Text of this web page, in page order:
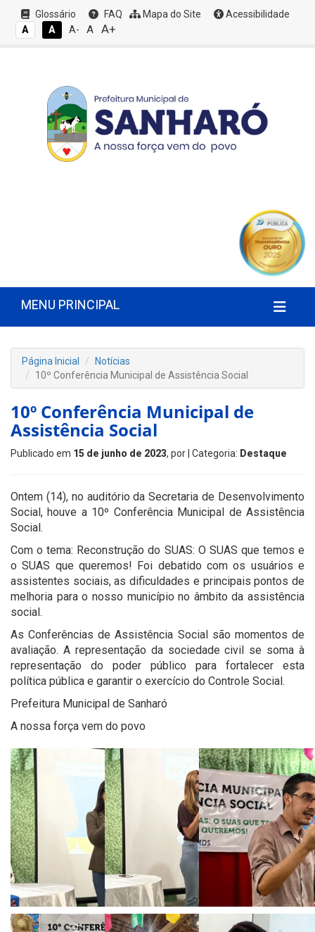
Glossário FAQ Mapa do Site
Acessibilidade
A
A A- A A+
MENU PRINCIPAL
Página Inicial
Notícias
10º Conferência Municipal de Assistência Social
10º Conferência Municipal de
Assistência Social
Publicado em 15 de junho de 2023, por | Categoria: Destaque
Ontem (14), no auditório da Secretaria de Desenvolvimento
Social, houve a 10º Conferência Municipal de Assistência
Social.
Com o tema: Reconstrução do SUAS: O SUAS que temos e
o SUAS que queremos! Foi debatido com os usuários e
assistentes sociais, as dificuldades e principais pontos de
melhoria para o nosso município no âmbito da assistência
social.
As Conferências de Assistência Social são momentos de
avaliação. A representação da sociedade civil se soma à
representação do poder público para fortalecer esta
política pública e garantir o exercício do Controle Social.
Prefeitura Municipal de Sanharó
A nossa força vem do povo